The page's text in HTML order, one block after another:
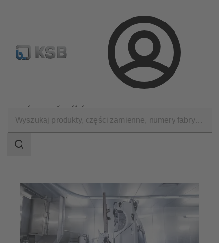
Login
Wyszukiwanie części zamiennych Konfiguracja produktu
wyszukiwania
Zakres